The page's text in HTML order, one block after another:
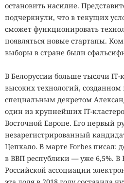
остановить насилие.
подчеркнули, что в текущих
сможет функционировать
появляться новые стартапы.
выборы в стране были
В Белоруссии больше тысячи
высоких технологий, созданном
специальным декретом
один из крупнейших IT-
Восточной Европе. Его первый
незарегистрированный
Цепкало. В марте Forbes писал:
в ВВП республики — уже 6,5%.
Российской ассоциации